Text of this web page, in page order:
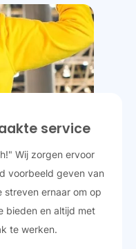
service
Wij zorgen ervoor
voorbeeld geven van
streven ernaar om op
bieden en altijd met
te werken.